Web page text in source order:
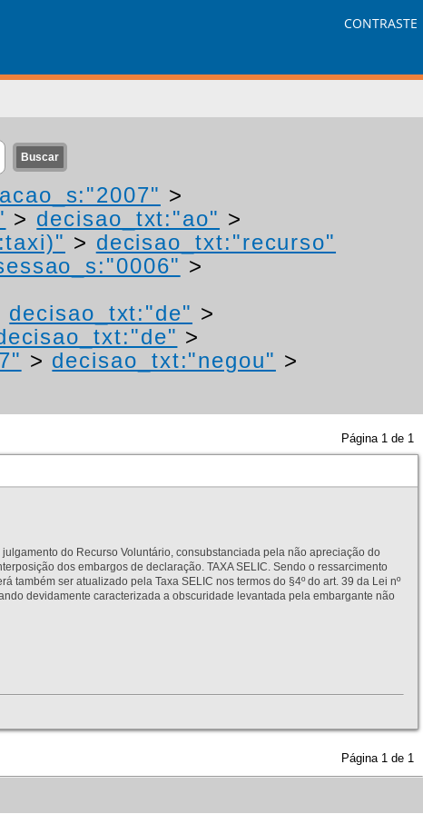
CONTRASTE
>
> decisao_txt:"ao" >
> decisao_txt:"recurso"
>
decisao_txt:"de" >
>
> decisao_txt:"negou" >
Página 1 de 1
do Recurso Voluntário, consubstanciada pela não apreciação do
dos embargos de declaração. TAXA SELIC. Sendo o ressarcimento
também ser atualizado pela Taxa SELIC nos termos do §4º do art. 39 da Lei nº
devidamente caracterizada a obscuridade levantada pela embargante não
Página 1 de 1